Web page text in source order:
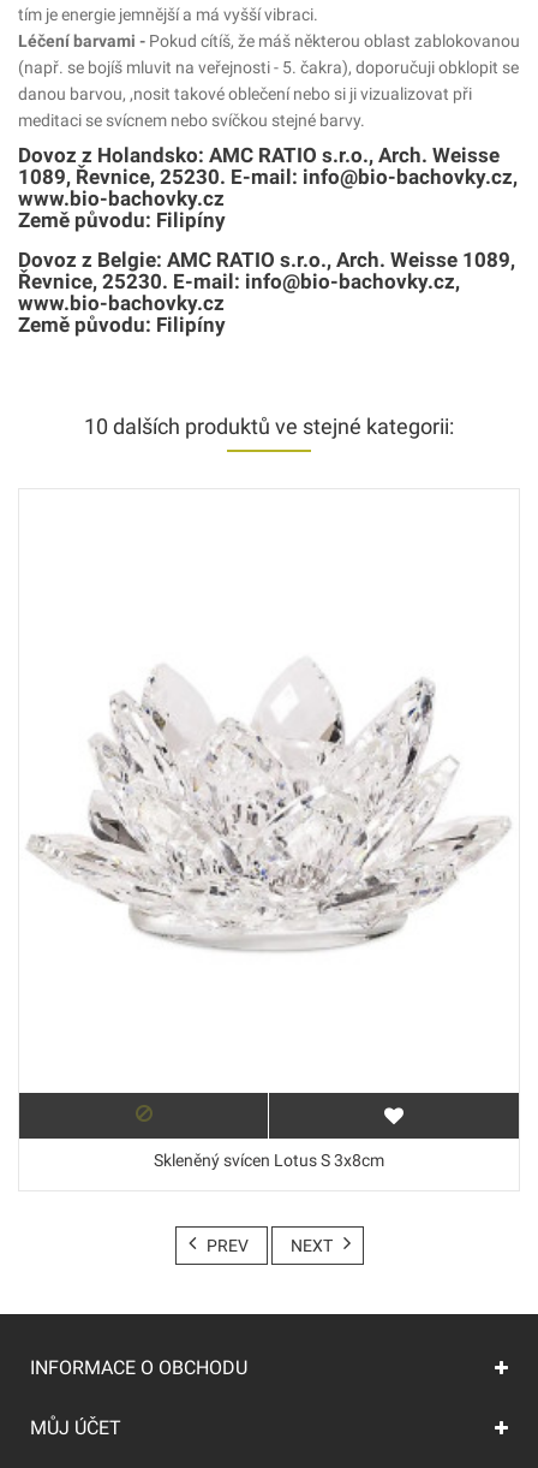
tím je energie jemnější a má vyšší vibraci.
Léčení barvami - Pokud cítíš, že máš některou oblast zablokovanou
(např. se bojíš mluvit na veřejnosti - 5. čakra), doporučuji obklopit se
danou barvou, ,nosit takové oblečení nebo si ji vizualizovat při
meditaci se svícnem nebo svíčkou stejné barvy.
Dovoz z Holandsko: AMC RATIO s.r.o., Arch. Weisse
1089, Řevnice, 25230. E-mail: info@bio-bachovky.cz,
www.bio-bachovky.cz
Země původu: Filipíny
Dovoz z Belgie: AMC RATIO s.r.o., Arch. Weisse 1089,
Řevnice, 25230. E-mail: info@bio-bachovky.cz,
www.bio-bachovky.cz
Země původu: Filipíny
10 dalších produktů ve stejné kategorii:
Skleněný svícen Lotus S 3x8cm
PREV NEXT
INFORMACE O OBCHODU
MŮJ ÚČET